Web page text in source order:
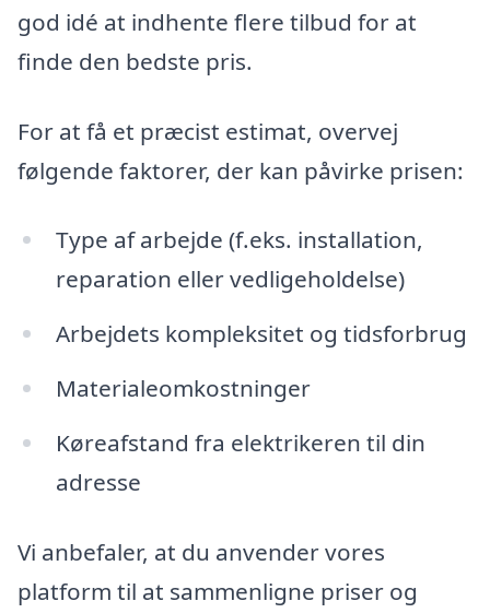
god idé at indhente flere tilbud for at
finde den bedste pris.
For at få et præcist estimat, overvej
følgende faktorer, der kan påvirke prisen:
Type af arbejde (f.eks. installation,
reparation eller vedligeholdelse)
Arbejdets kompleksitet og tidsforbrug
Materialeomkostninger
Køreafstand fra elektrikeren til din
adresse
Vi anbefaler, at du anvender vores
platform til at sammenligne priser og